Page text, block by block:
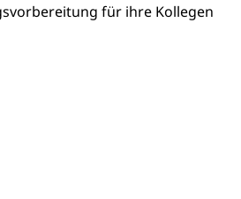
für ihre Kollegen